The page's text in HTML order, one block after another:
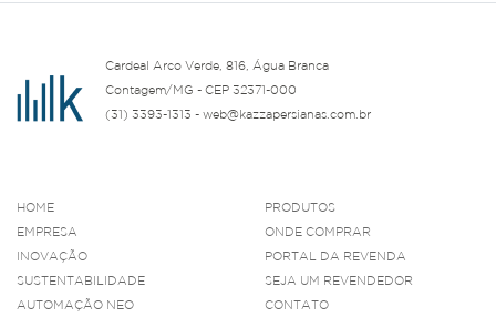
Cardeal Arco Verde, 816, Água Branca
Contagem/MG - CEP 32371-000
(31) 3393-1313 - web@kazzapersianas.com.br
HOME
EMPRESA
INOVAÇÃO
SUSTENTABILIDADE
AUTOMAÇÃO NEO
PRODUTOS
ONDE COMPRAR
PORTAL DA REVENDA
SEJA UM REVENDEDOR
CONTATO